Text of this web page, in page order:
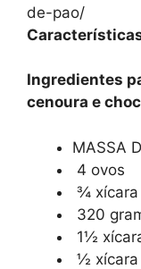
de-pao/
Ingredientes
cenoura e
MASSA
4 ovos
¾ xícara
320
1½
½ xícara